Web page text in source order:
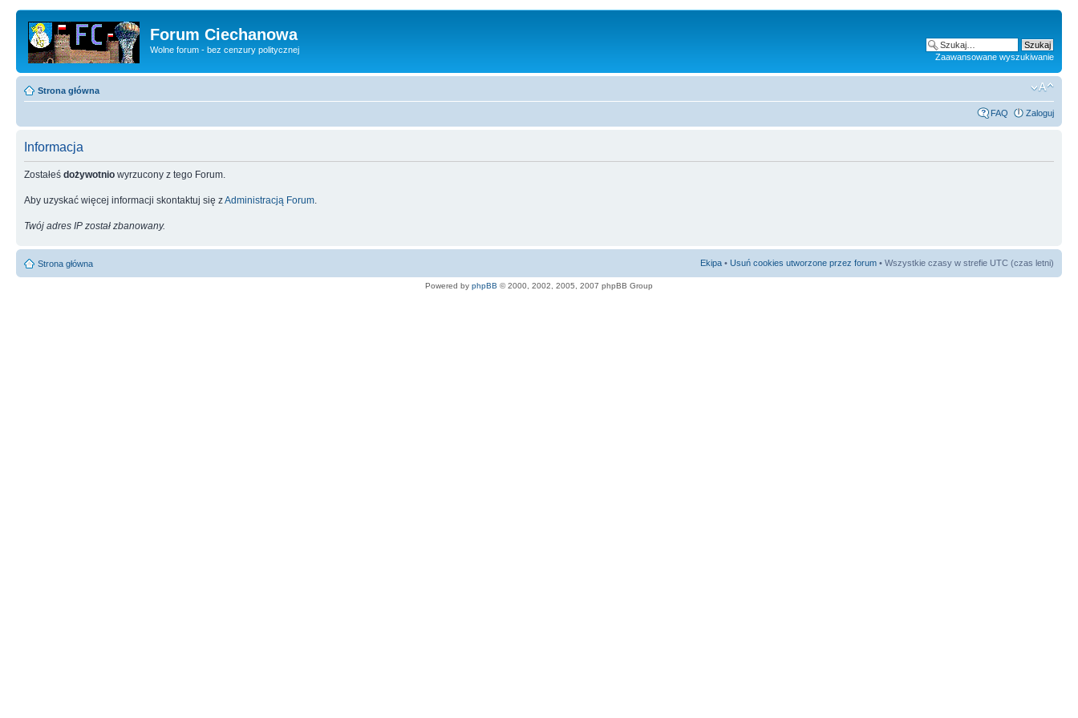
Forum Ciechanowa
Wolne forum - bez cenzury politycznej
Zaawansowane wyszukiwanie
Strona główna
FAQ Zaloguj
Informacja
Zostałeś dożywotnio wyrzucony z tego Forum.
Aby uzyskać więcej informacji skontaktuj się zAdministracją Forum
Twój adres IP został zbanowany.
Strona główna Ekipa • Usuń cookies utworzone przez forum • Wszystkie czasy w strefie UTC (czas letni)
Powered by phpBB © 2000, 2002, 2005, 2007 phpBB Group